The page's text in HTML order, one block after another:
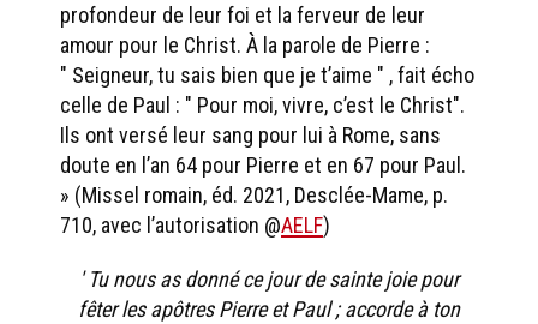
profondeur de leur foi et la ferveur de leur
amour pour le Christ. À la parole de Pierre :
" Seigneur, tu sais bien que je t’aime " , fait écho
celle de Paul : " Pour moi, vivre, c’est le Christ".
Ils ont versé leur sang pour lui à Rome, sans
doute en l’an 64 pour Pierre et en 67 pour Paul.
» (Missel romain, éd. 2021, Desclée-Mame, p.
710, avec l’autorisation @AELF)
' Tu nous as donné ce jour de sainte joie pour
fêter les apôtres Pierre et Paul ; accorde à ton